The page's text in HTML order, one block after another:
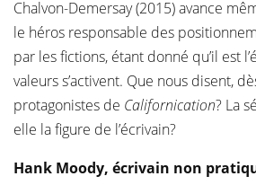
Chalvon-Demersay (2015) avance
le héros responsable des
par les fictions, étant donné qu’il est
valeurs s’activent. Que nous disent,
protagonistes de Californication? La
elle la figure de l’écrivain?
Hank Moody, écrivain non